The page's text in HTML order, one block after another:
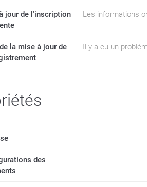
jour de l'inscription
Les informations
la mise à jour de
Il y a eu un
des